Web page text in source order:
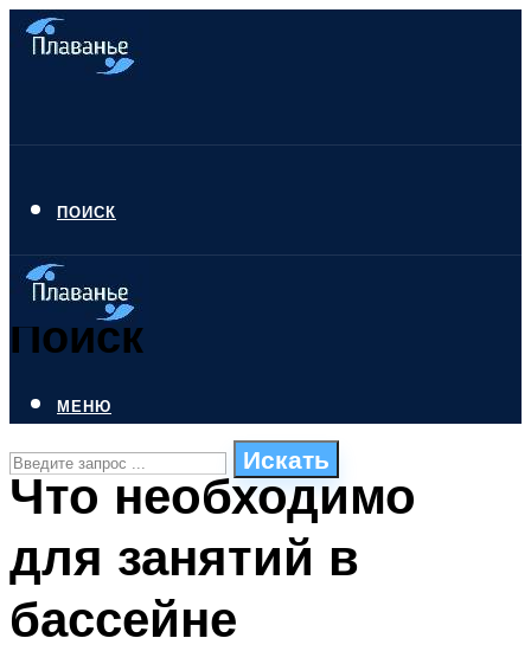
ПОИСК
Поиск
Искать
ПЛАВАНЬЕ ДЛЯ ДЕТЕЙ
БАССЕЙН ДЛЯ ДОМА
МЕНЮ
Что необходимо
для занятий в
бассейне